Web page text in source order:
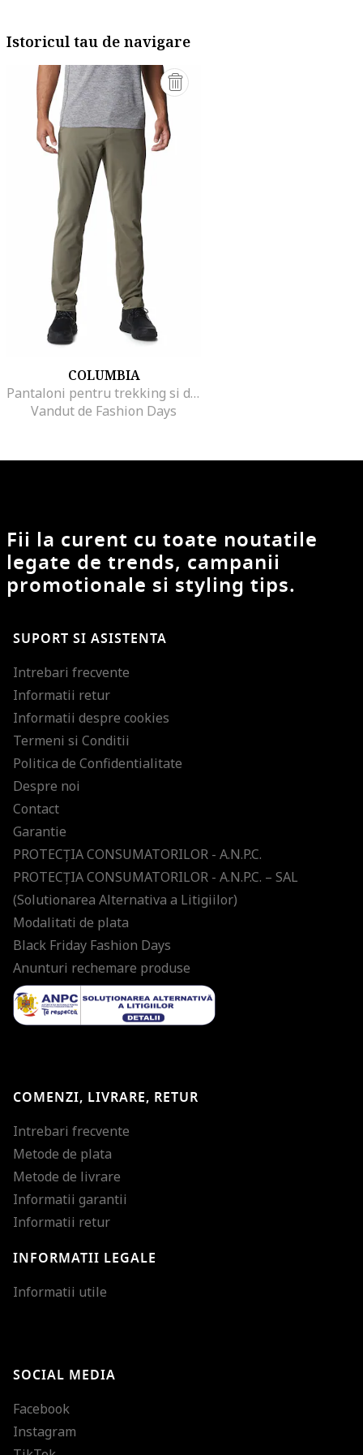
Istoricul tau de navigare
COLUMBIA
Pantaloni pentru trekking si drumetii Tech Trail II
Vandut de Fashion Days
Fii la curent cu toate noutatile
legate de trends, campanii
promotionale si styling tips.
SUPORT SI ASISTENTA
Intrebari frecvente
Informatii retur
Informatii despre cookies
Termeni si Conditii
Politica de Confidentialitate
Despre noi
Contact
Garantie
PROTECŢIA CONSUMATORILOR - A.N.P.C.
PROTECŢIA CONSUMATORILOR - A.N.P.C. – SAL
(Solutionarea Alternativa a Litigiilor)
Modalitati de plata
Black Friday Fashion Days
Anunturi rechemare produse
COMENZI, LIVRARE, RETUR
Intrebari frecvente
Metode de plata
Metode de livrare
Informatii garantii
Informatii retur
INFORMATII LEGALE
Informatii utile
SOCIAL MEDIA
Facebook
Instagram